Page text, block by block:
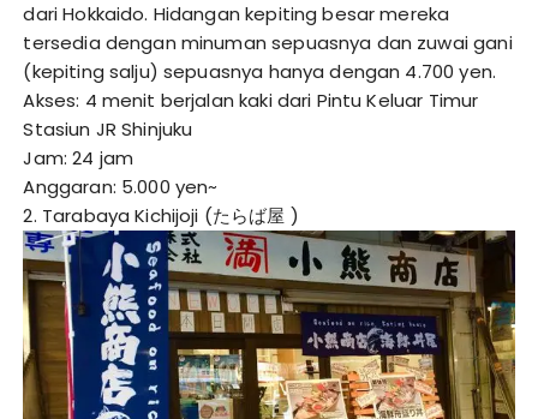
dari Hokkaido. Hidangan kepiting besar mereka
tersedia dengan minuman sepuasnya dan zuwai gani
(kepiting salju) sepuasnya hanya dengan 4.700 yen.
Akses: 4 menit berjalan kaki dari Pintu Keluar Timur
Stasiun JR Shinjuku
Jam: 24 jam
Anggaran: 5.000 yen~
2. Tarabaya Kichijoji (たらば屋 )